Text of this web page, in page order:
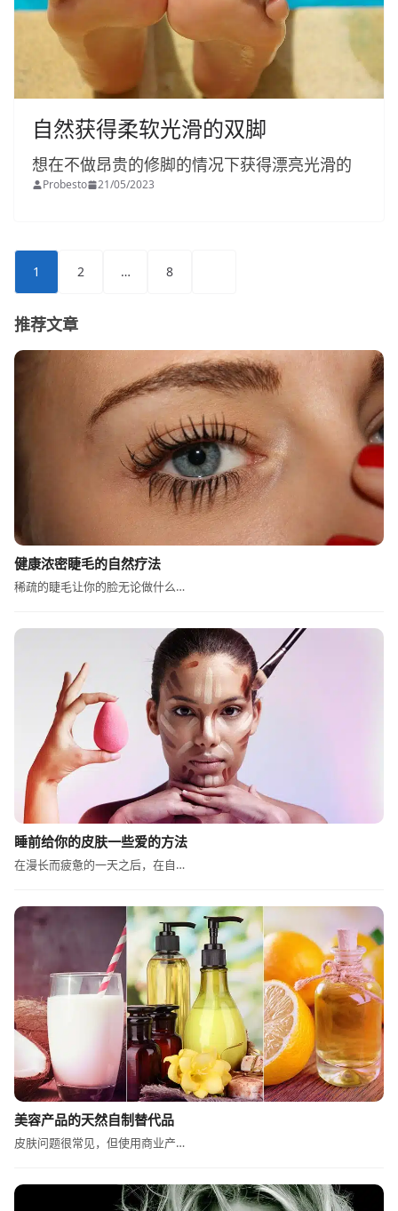
自然获得柔软光滑的双脚
想在不做昂贵的修脚的情况下获得漂亮光滑的
Probesto 21/05/2023
文
章
分
页
1 2 … 8
推荐文章
健康浓密睫毛的自然疗法
稀疏的睫毛让你的脸无论做什么…
睡前给你的皮肤一些爱的方法
在漫长而疲惫的一天之后，在自…
美容产品的天然自制替代品
皮肤问题很常见，但使用商业产…